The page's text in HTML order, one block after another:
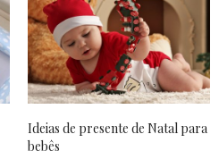
Ideias de presente de Natal para
bebês